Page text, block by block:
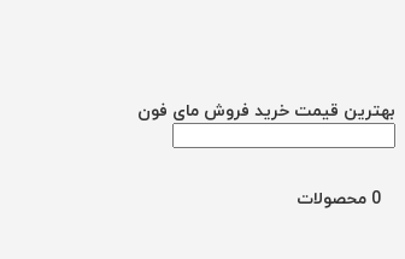
بهترین قیمت خرید فروش مای فون
برای:
0 محصولات